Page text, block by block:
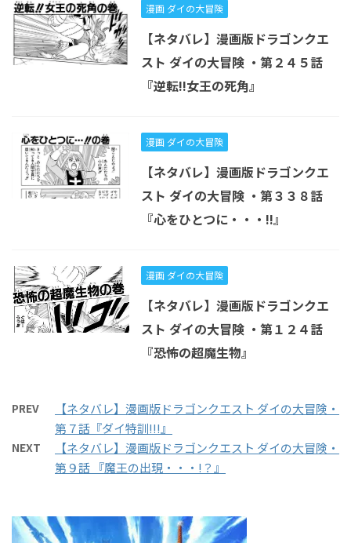
漫画 ダイの大冒険
【ネタバレ】漫画版ドラゴンクエ
スト ダイの大冒険 ・第２４５話
『逆転!!女王の死角』
漫画 ダイの大冒険
【ネタバレ】漫画版ドラゴンクエ
スト ダイの大冒険 ・第３３８話
『心をひとつに・・・!!』
漫画 ダイの大冒険
【ネタバレ】漫画版ドラゴンクエ
スト ダイの大冒険 ・第１２４話
『恐怖の超魔生物』
PREV
【ネタバレ】漫画版ドラゴンクエスト ダイの大冒険・
第７話『ダイ特訓!!!』
NEXT
【ネタバレ】漫画版ドラゴンクエスト ダイの大冒険・
第９話 『魔王の出現・・・!？』